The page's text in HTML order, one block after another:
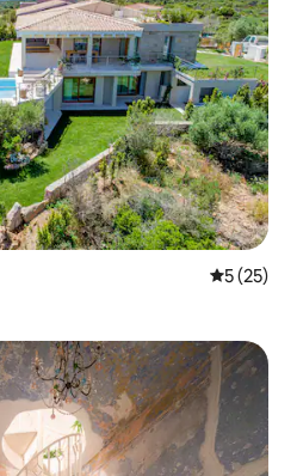
平均评分
5 (25)